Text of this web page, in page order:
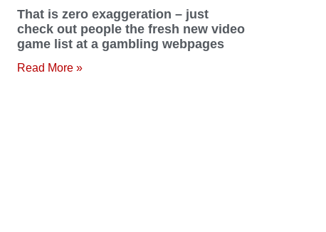
That is zero exaggeration – just
check out people the fresh new video
game list at a gambling webpages
Read More »